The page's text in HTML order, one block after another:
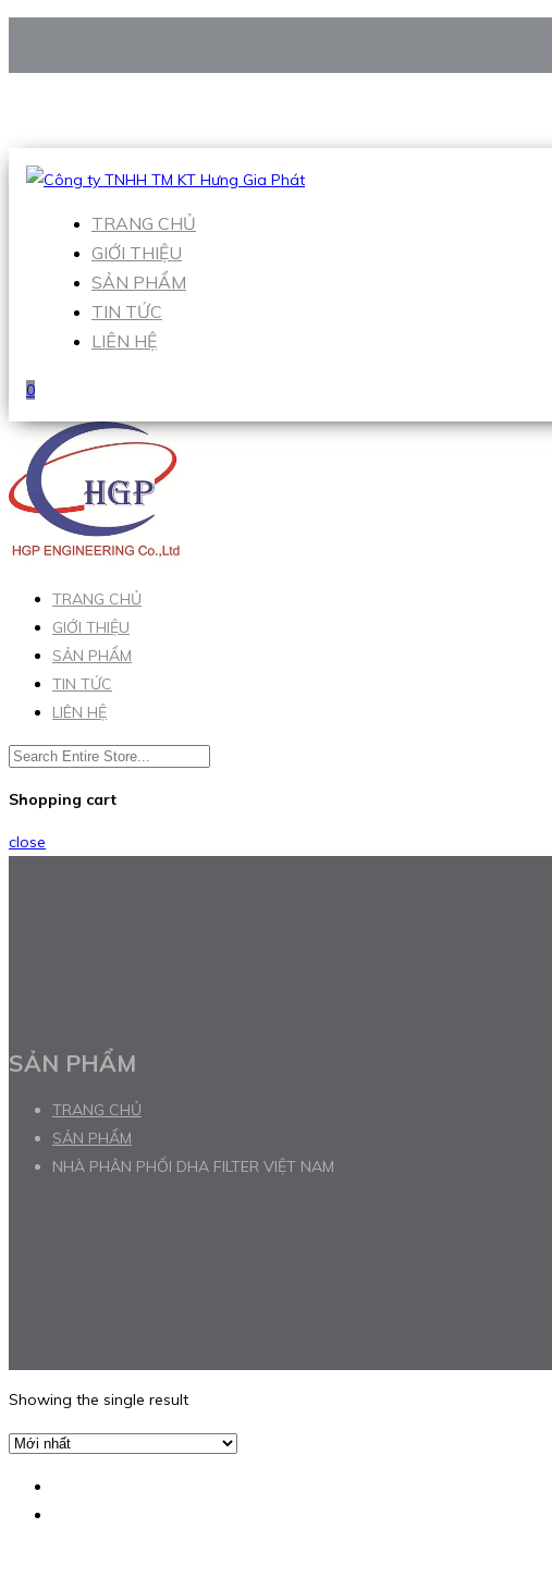
Hotline:0938 906 663
TRANG CHỦ
GIỚI THIỆU
SẢN PHẨM
TIN TỨC
LIÊN HỆ
0
TRANG CHỦ
GIỚI THIỆU
SẢN PHẨM
TIN TỨC
LIÊN HỆ
Shopping cart
close
SẢN PHẨM
TRANG CHỦ
SẢN PHẨM
NHÀ PHÂN PHỐI DHA FILTER VIỆT NAM
Showing the single result